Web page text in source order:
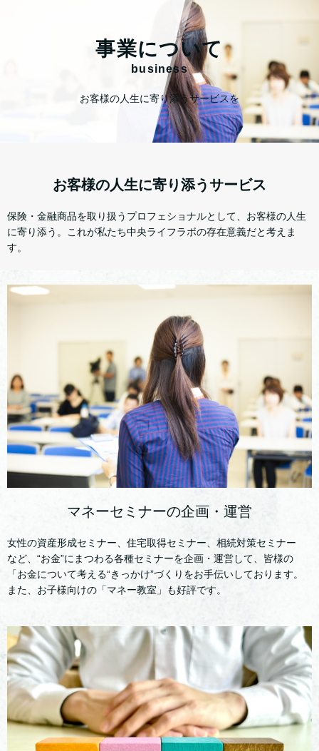
事業について
business
お客様の人生に寄り添うサービスを
お客様の人生に寄り添うサービス
保険・金融商品を取り扱うプロフェショナルとして、お客様の人生
に寄り添う。これが私たち中央ライフラボの存在意義だと考えま
す。
マネーセミナーの企画・運営
女性の資産形成セミナー、住宅取得セミナー、相続対策セミナー
など、“お金”にまつわる各種セミナーを企画・運営して、皆様の
「お金について考える“きっかけ”づくりをお手伝いしております。
また、お子様向けの「マネー教室」も好評です。